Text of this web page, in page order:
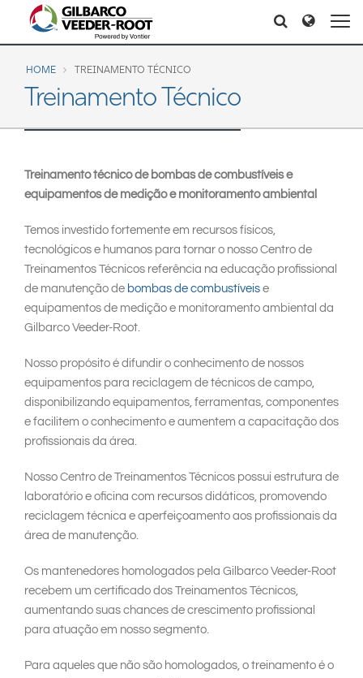
North America
United States
Canada
Latin America
Brazil
Português English
Mexico
Español
Europe & CIS
English Dansk
Français
Srpski Suomi
Svenska
Middle East and Africa
India
Asia Pacific
South East Asia
Search
Search
Search
HOME TREINAMENTO TÉCNICO
Treinamento Técnico
Treinamento técnico de bombas de combustíveis e
equipamentos de medição e monitoramento ambiental
Temos investido fortemente em recursos físicos,
tecnológicos e humanos para tornar o nosso Centro de
Treinamentos Técnicos referência na educação profissional
de manutenção de bombas de combustíveis e
equipamentos de medição e monitoramento ambiental da
Gilbarco Veeder-Root.
Nosso propósito é difundir o conhecimento de nossos
equipamentos para reciclagem de técnicos de campo,
disponibilizando equipamentos, ferramentas, componentes
e facilitem o conhecimento e aumentem a capacitação dos
profissionais da área.
Nosso Centro de Treinamentos Técnicos possui estrutura de
laboratório e oficina com recursos didáticos, promovendo
reciclagem técnica e aperfeiçoamento aos profissionais da
área de manutenção.
Os mantenedores homologados pela Gilbarco Veeder-Root
recebem um certificado dos Treinamentos Técnicos,
aumentando suas chances de crescimento profissional
para atuação em nosso segmento.
Para aqueles que não são homologados, o treinamento é o